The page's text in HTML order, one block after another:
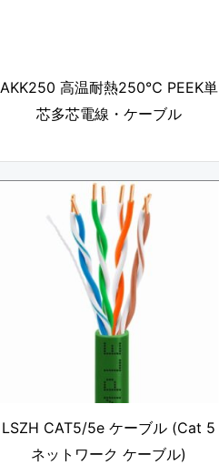
AKK250 高温耐熱250℃ PEEK単
芯多芯電線・ケーブル
LSZH CAT5/5e ケーブル (Cat 5
ネットワーク ケーブル)